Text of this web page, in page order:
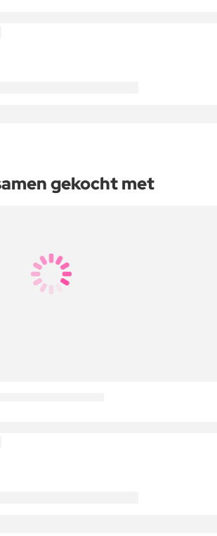
gekocht met